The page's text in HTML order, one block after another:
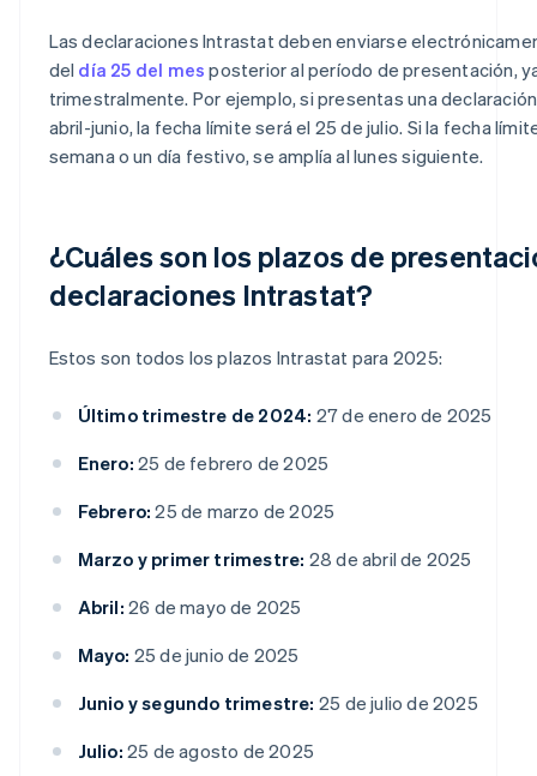
Las declaraciones Intrastat deben enviarse
del día 25 del mes posterior al período de presentación,
trimestralmente. Por ejemplo, si presentas una
abril-junio, la fecha límite será el 25 de julio. Si la fecha
semana o un día festivo, se amplía al lunes siguiente.
¿Cuáles son los plazos de
declaraciones Intrastat?
Estos son todos los plazos Intrastat para 2025:
Último trimestre de 2024: 27 de enero de 2025
Enero: 25 de febrero de 2025
Febrero: 25 de marzo de 2025
Marzo y primer trimestre: 28 de abril de 2025
Abril: 26 de mayo de 2025
Mayo: 25 de junio de 2025
Junio y segundo trimestre: 25 de julio de 2025
Julio: 25 de agosto de 2025